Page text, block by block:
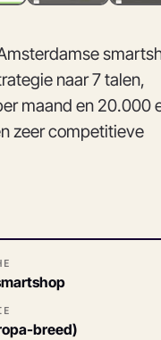
naar 7 talen,
maand en 20.000
zeer competitieve
breed)